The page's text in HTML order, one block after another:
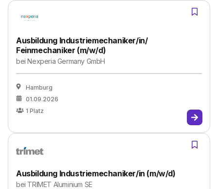
Ausbildung Industriemechaniker/in/
Feinmechaniker (m/w/d)
beiNexperia Germany GmbH
Hamburg
01.09.2026
1 Platz
Ausbildung Industriemechaniker/in (m/w/d)
bei TRIMET Aluminium SE